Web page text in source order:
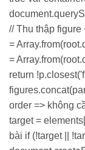
// Thu thập figure
=
=
return
order => không
target =
bài if (!target ||